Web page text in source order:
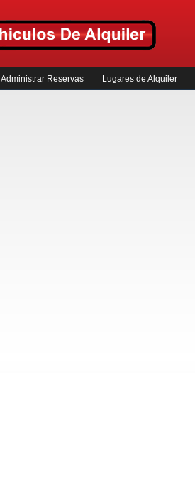
Administrar Reservas Lugares de Alquiler